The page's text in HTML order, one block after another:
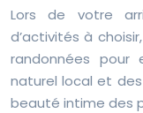
Lors de votre
d’activités à
randonnées pour
naturel local et
beauté intime des